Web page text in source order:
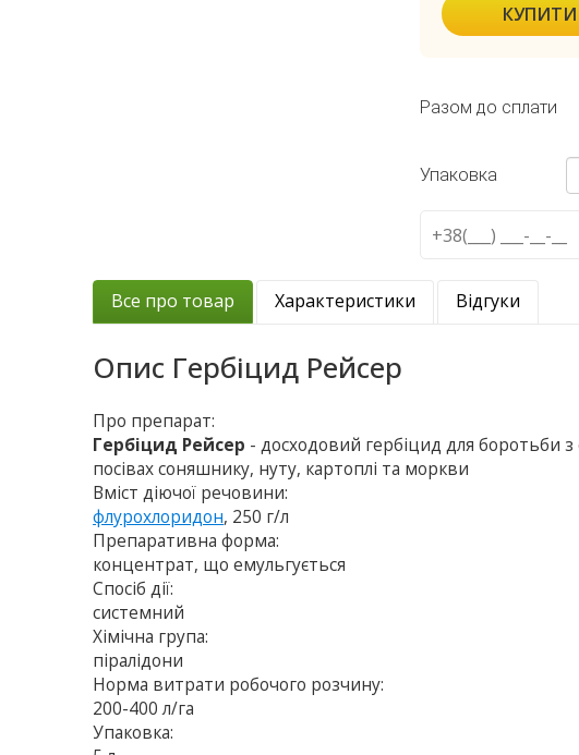
КУПИТИ
Разом до сплати
Упаковка
Все про товар Характеристики Відгуки
Опис Гербіцид Рейсер
Про препарат:
Гербіцид Рейсер - досходовий гербіцид для боротьби
посівах соняшнику, нуту, картоплі та моркви
Вміст діючої речовини:
флурохлоридон, 250 г/л
Препаративна форма:
концентрат, що емульгується
Спосіб дії:
системний
Хімічна група:
піралідони
Норма витрати робочого розчину:
200-400 л/га
Упаковка: